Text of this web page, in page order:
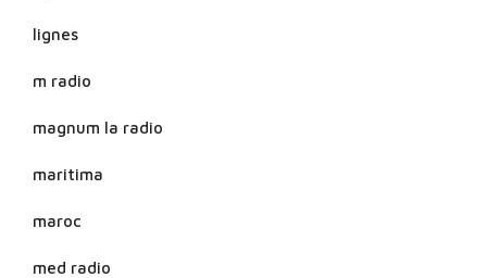
lignes
m radio
magnum la radio
maritima
maroc
med radio